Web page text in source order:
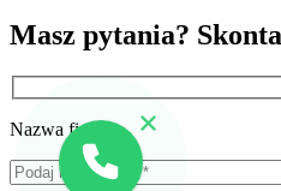
Masz pytania?
Nazwa firmy